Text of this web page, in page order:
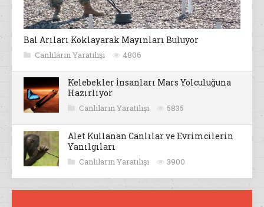
Bal Arıları Koklayarak Mayınları Buluyor
Canlıların Yaratılışı 4806
Kelebekler İnsanları Mars Yolculuğuna
Hazırlıyor
Canlıların Yaratılışı 5835
Alet Kullanan Canlılar ve Evrimcilerin
Yanılgıları
Canlıların Yaratılışı 3900